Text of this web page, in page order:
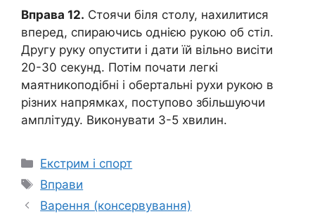
Вправа 12. Стоячи біля столу, нахилитися
вперед, спираючись однією рукою об стіл.
Другу руку опустити і дати їй вільно висіти
20-30 секунд. Потім почати легкі
маятникоподібні і обертальні рухи рукою в
різних напрямках, поступово збільшуючи
амплітуду. Виконувати 3-5 хвилин.
Категорії
Екстрим і спорт
Позначки
Вправи
Варення (консервування)